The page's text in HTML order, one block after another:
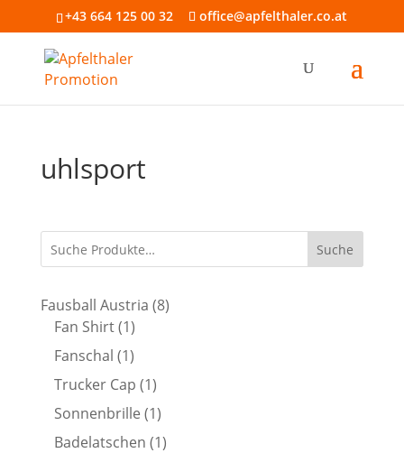
+43 664 125 00 32 office@apfelthaler.co.at
uhlsport
Suche
Fausball Austria 88
Fan Shirt 11
Produkt
Fanschal 11
Produkt
Trucker Cap 11
Produkt
Sonnenbrille 11
Produkt
Badelatschen 11